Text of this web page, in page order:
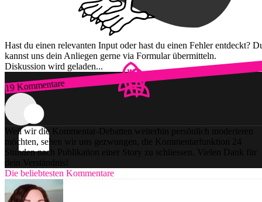
Hast du einen relevanten Input oder hast du einen Fehler entdeckt?
kannst uns dein Anliegen gerne via Formular übermitteln.
Diskussion wird geladen...
19 Kommentare
Zum Login
Weil wir die Kommentar-Debatten weiterhin persönlich moderieren
möchten, sehen wir uns gezwungen, die Kommentarfunktion 24
Stunden nach Publikation einer Story zu schliessen. Vielen Dank für
dein Verständnis!
Die beliebtesten Kommentare